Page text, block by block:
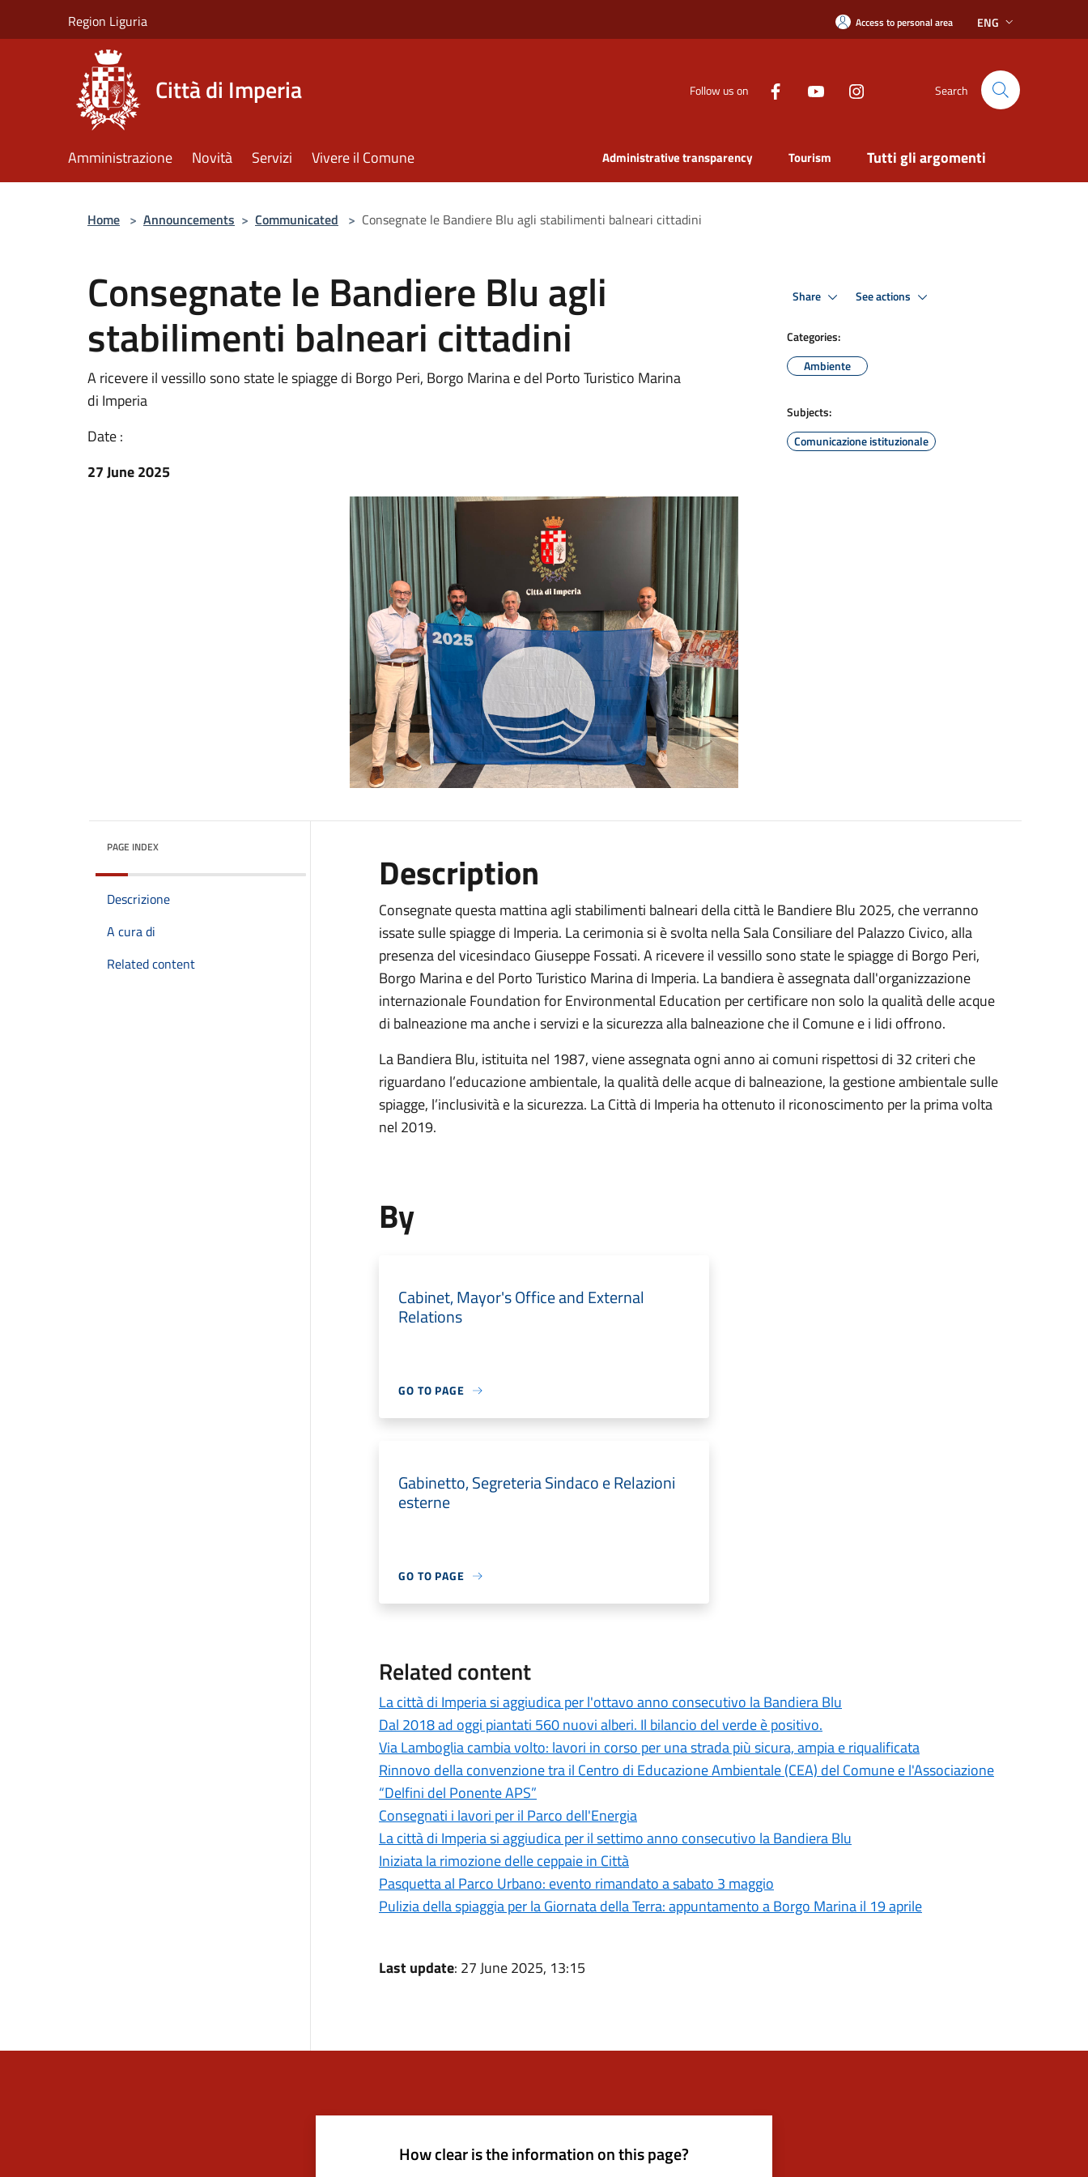
Region Liguria Access to personal area ENG
Città di Imperia Follow us on Search
Amministrazione Novità Servizi Vivere il Comune Administrative transparency Tourism Tutti gli argomenti
Home > Announcements > Communicated > Consegnate le Bandiere Blu agli stabilimenti balneari cittadini
Consegnate le Bandiere Blu agli
stabilimenti balneari cittadini
A ricevere il vessillo sono state le spiagge di Borgo Peri, Borgo Marina e del Porto Turistico Marina
di Imperia
Date :
27 June 2025
Share See actions
Categories:
Ambiente
Subjects:
Comunicazione istituzionale
PAGE INDEX
Descrizione
A cura di
Related content
Description
Consegnate questa mattina agli stabilimenti balneari della città le Bandiere Blu 2025, che verranno
issate sulle spiagge di Imperia. La cerimonia si è svolta nella Sala Consiliare del Palazzo Civico, alla
presenza del vicesindaco Giuseppe Fossati. A ricevere il vessillo sono state le spiagge di Borgo Peri,
Borgo Marina e del Porto Turistico Marina di Imperia. La bandiera è assegnata dall'organizzazione
internazionale Foundation for Environmental Education per certificare non solo la qualità delle acque
di balneazione ma anche i servizi e la sicurezza alla balneazione che il Comune e i lidi offrono.
La Bandiera Blu, istituita nel 1987, viene assegnata ogni anno ai comuni rispettosi di 32 criteri che
riguardano l’educazione ambientale, la qualità delle acque di balneazione, la gestione ambientale sulle
spiagge, l’inclusività e la sicurezza. La Città di Imperia ha ottenuto il riconoscimento per la prima volta
nel 2019.
By
Cabinet, Mayor's Office and External
Relations
GO TO PAGE
Gabinetto, Segreteria Sindaco e Relazioni
esterne
GO TO PAGE
Related content
La città di Imperia si aggiudica per l'ottavo anno consecutivo la Bandiera Blu
Dal 2018 ad oggi piantati 560 nuovi alberi. Il bilancio del verde è positivo.
Via Lamboglia cambia volto: lavori in corso per una strada più sicura, ampia e riqualificata
Rinnovo della convenzione tra il Centro di Educazione Ambientale (CEA) del Comune e l'Associazione
“Delfini del Ponente APS”
Consegnati i lavori per il Parco dell'Energia
La città di Imperia si aggiudica per il settimo anno consecutivo la Bandiera Blu
Iniziata la rimozione delle ceppaie in Città
Pasquetta al Parco Urbano: evento rimandato a sabato 3 maggio
Pulizia della spiaggia per la Giornata della Terra: appuntamento a Borgo Marina il 19 aprile
Last update: 27 June 2025, 13:15
How clear is the information on this page?